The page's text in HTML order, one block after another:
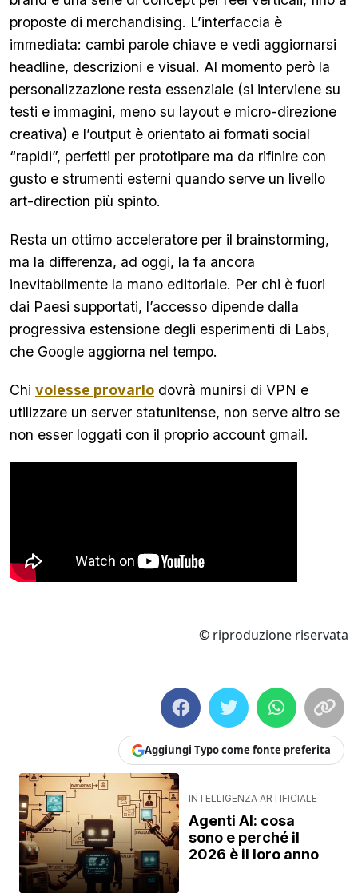
proposte di merchandising. L’interfaccia è
immediata: cambi parole chiave e vedi aggiornarsi
headline, descrizioni e visual. Al momento però la
personalizzazione resta essenziale (si interviene su
testi e immagini, meno su layout e micro-direzione
creativa) e l’output è orientato ai formati social
“rapidi”, perfetti per prototipare ma da rifinire con
gusto e strumenti esterni quando serve un livello
art-direction più spinto.
Resta un ottimo acceleratore per il brainstorming,
ma la differenza, ad oggi, la fa ancora
inevitabilmente la mano editoriale. Per chi è fuori
dai Paesi supportati, l’accesso dipende dalla
progressiva estensione degli esperimenti di Labs,
che Google aggiorna nel tempo.
Chi volesse provarlo dovrà munirsi di VPN e
utilizzare un server statunitense, non serve altro se
non esser loggati con il proprio account gmail.
© riproduzione riservata
Aggiungi Typo come fonte preferita
INTELLIGENZA ARTIFICIALE
Agenti AI: cosa
sono e perché il
2026 è il loro anno